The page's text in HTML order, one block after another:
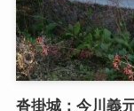
沓掛城：今川義